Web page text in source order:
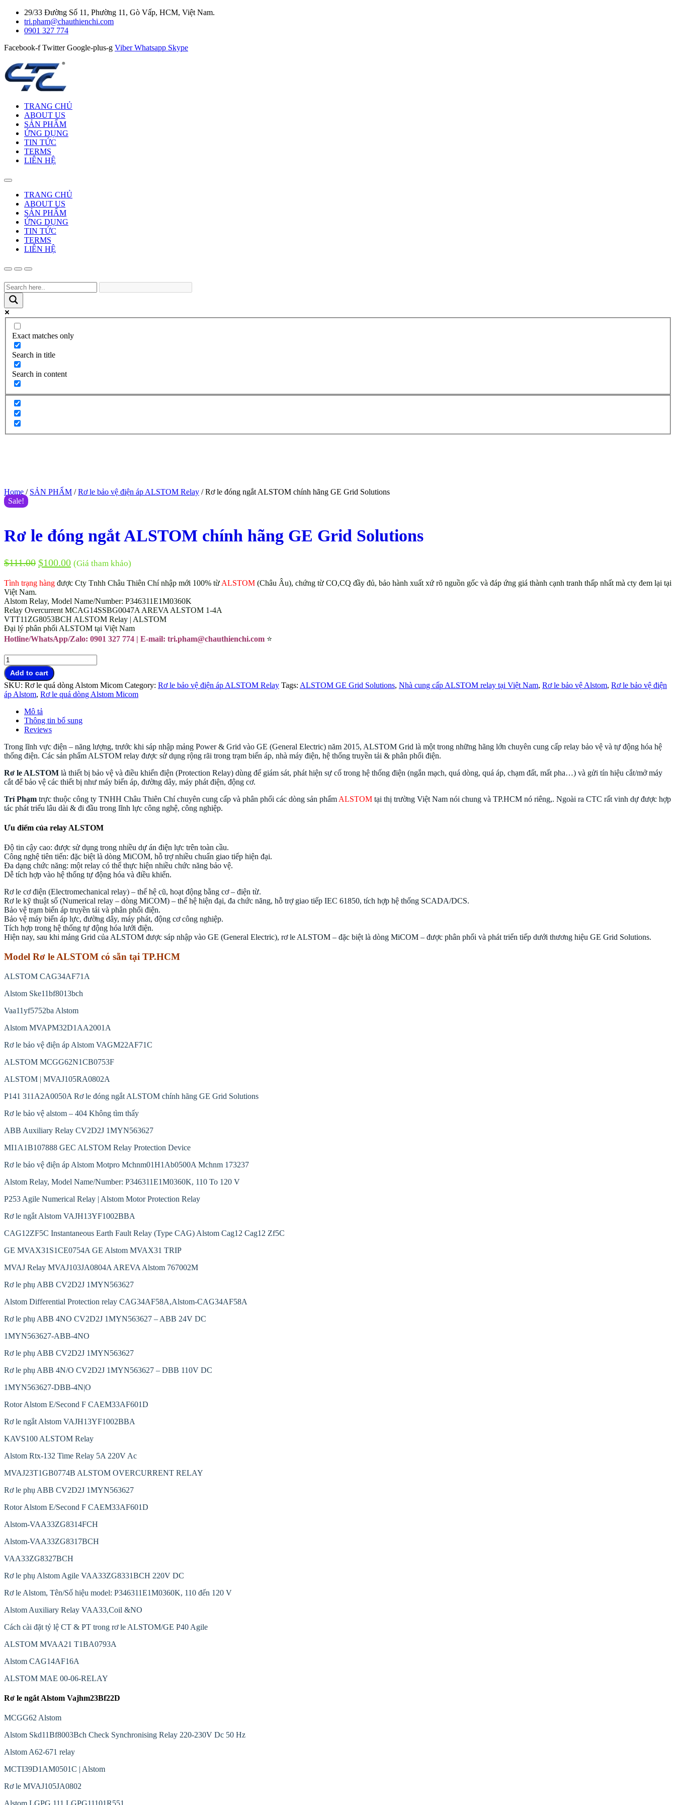
29/33 Đường Số 11, Phường 11, Gò Vấp, HCM, Việt Nam.
tri.pham@chauthienchi.com
0901 327 774
Facebook-f Twitter Google-plus-g Viber Whatsapp Skype
TRANG CHỦ
ABOUT US
SẢN PHẨM
ỨNG DỤNG
TIN TỨC
TERMS
LIÊN HỆ
TRANG CHỦ
ABOUT US
SẢN PHẨM
ỨNG DỤNG
TIN TỨC
TERMS
LIÊN HỆ
Exact matches only
Search in title
Search in content
Home / SẢN PHẨM /Rơ le bảo vệ điện áp ALSTOM Relay / Rơ le đóng ngắt ALSTOM chính hãng GE Grid Solutions
Sale!
Rơ le đóng ngắt ALSTOM chính hãng GE Grid Solutions
$111.00 $100.00 (Giá tham khảo)
Tình trạng hàng được Cty Tnhh Châu Thiên Chí nhập mới 100% từ ALSTOM (Châu Âu), chứng từ CO,CQ đầy đủ, bảo hành xuất xứ rõ nguồn gốc và đáp ứng giá thành cạnh tranh thấp nhất mà cty đem lại tại
Việt Nam.
Alstom Relay, Model Name/Number: P346311E1M0360K
Relay Overcurrent MCAG14SSBG0047A AREVA ALSTOM 1-4A
VTT11ZG8053BCH ALSTOM Relay | ALSTOM
Đại lý phân phối ALSTOM tại Việt Nam
Hotline/WhatsApp/Zalo: 0901 327 774 | E-mail: tri.pham@chauthienchi.com ⭐
Rơ
le
đóng
ngắt
ALSTOM
hãng
Grid
quantity
Add to cart
SKU: Rơ le quá dòng Alstom Micom Category: Rơ le bảo vệ điện áp ALSTOM Relay Tags: ALSTOM GE Grid Solutions, Nhà cung cấp ALSTOM relay tại Việt Nam, Rơ le bảo vệ Alstom, Rơ le bảo vệ điện
áp Alstom, Rơ le quá dòng Alstom Micom
Mô tả
Thông tin bổ sung
Reviews
Trong lĩnh vực điện – năng lượng, trước khi sáp nhập mảng Power & Grid vào GE (General Electric) năm 2015, ALSTOM Grid là một trong những hãng lớn chuyên cung cấp relay bảo vệ và tự động hóa hệ
thống điện. Các sản phẩm ALSTOM relay được sử dụng rộng rãi trong trạm biến áp, nhà máy điện, hệ thống truyền tải & phân phối điện.
Rơ le ALSTOM là thiết bị bảo vệ và điều khiển điện (Protection Relay) dùng để giám sát, phát hiện sự cố trong hệ thống điện (ngắn mạch, quá dòng, quá áp, chạm đất, mất pha…) và gửi tín hiệu cắt/mở máy
cắt để bảo vệ các thiết bị như máy biến áp, đường dây, máy phát điện, động cơ.
Trí Phạm trực thuộc công ty TNHH Châu Thiên Chí chuyên cung cấp và phân phối các dòng sản phẩm ALSTOM tại thị trường Việt Nam nói chung và TP.HCM nó riêng,. Ngoài ra CTC rất vinh dự được hợp
tác phát triểu lâu dài & đi đầu trong lĩnh lực công nghệ, công nghiệp.
Ưu điểm của relay ALSTOM
Độ tin cậy cao: được sử dụng trong nhiều dự án điện lực trên toàn cầu.
Công nghệ tiên tiến: đặc biệt là dòng MiCOM, hỗ trợ nhiều chuẩn giao tiếp hiện đại.
Đa dạng chức năng: một relay có thể thực hiện nhiều chức năng bảo vệ.
Dễ tích hợp vào hệ thống tự động hóa và điều khiển.
Rơ le cơ điện (Electromechanical relay) – thế hệ cũ, hoạt động bằng cơ – điện từ.
Rơ le kỹ thuật số (Numerical relay – dòng MiCOM) – thế hệ hiện đại, đa chức năng, hỗ trợ giao tiếp IEC 61850, tích hợp hệ thống SCADA/DCS.
Bảo vệ trạm biến áp truyền tải và phân phối điện.
Bảo vệ máy biến áp lực, đường dây, máy phát, động cơ công nghiệp.
Tích hợp trong hệ thống tự động hóa lưới điện.
Hiện nay, sau khi mảng Grid của ALSTOM được sáp nhập vào GE (General Electric), rơ le ALSTOM – đặc biệt là dòng MiCOM – được phân phối và phát triển tiếp dưới thương hiệu GE Grid Solutions.
Model Rơ le ALSTOM có sẵn tại TP.HCM
ALSTOM CAG34AF71A
Alstom Ske11bf8013bch
Vaa11yf5752ba Alstom
Alstom MVAPM32D1AA2001A
Rơ le bảo vệ điện áp Alstom VAGM22AF71C
ALSTOM MCGG62N1CB0753F
ALSTOM | MVAJ105RA0802A
P141 311A2A0050A Rơ le đóng ngắt ALSTOM chính hãng GE Grid Solutions
Rơ le bảo vệ alstom – 404 Không tìm thấy
ABB Auxiliary Relay CV2D2J 1MYN563627
MI1A1B107888 GEC ALSTOM Relay Protection Device
Rơ le bảo vệ điện áp Alstom Motpro Mchnm01H1Ab0500A Mchnm 173237
Alstom Relay, Model Name/Number: P346311E1M0360K, 110 To 120 V
P253 Agile Numerical Relay | Alstom Motor Protection Relay
Rơ le ngắt Alstom VAJH13YF1002BBA
CAG12ZF5C Instantaneous Earth Fault Relay (Type CAG) Alstom Cag12 Cag12 Zf5C
GE MVAX31S1CE0754A GE Alstom MVAX31 TRIP
MVAJ Relay MVAJ103JA0804A AREVA Alstom 767002M
Rơ le phụ ABB CV2D2J 1MYN563627
Alstom Differential Protection relay CAG34AF58A,Alstom-CAG34AF58A
Rơ le phụ ABB 4NO CV2D2J 1MYN563627 – ABB 24V DC
1MYN563627-ABB-4NO
Rơ le phụ ABB CV2D2J 1MYN563627
Rơ le phụ ABB 4N/O CV2D2J 1MYN563627 – DBB 110V DC
1MYN563627-DBB-4N|O
Rotor Alstom E/Second F CAEM33AF601D
Rơ le ngắt Alstom VAJH13YF1002BBA
KAVS100 ALSTOM Relay
Alstom Rtx-132 Time Relay 5A 220V Ac
MVAJ23T1GB0774B ALSTOM OVERCURRENT RELAY
Rơ le phụ ABB CV2D2J 1MYN563627
Rotor Alstom E/Second F CAEM33AF601D
Alstom-VAA33ZG8314FCH
Alstom-VAA33ZG8317BCH
VAA33ZG8327BCH
Rơ le phụ Alstom Agile VAA33ZG8331BCH 220V DC
Rơ le Alstom, Tên/Số hiệu model: P346311E1M0360K, 110 đến 120 V
Alstom Auxiliary Relay VAA33,Coil &NO
Cách cài đặt tỷ lệ CT & PT trong rơ le ALSTOM/GE P40 Agile
ALSTOM MVAA21 T1BA0793A
Alstom CAG14AF16A
ALSTOM MAE 00-06-RELAY
Rơ le ngắt Alstom Vajhm23Bf22D
MCGG62 Alstom
Alstom Skd11Bf8003Bch Check Synchronising Relay 220-230V Dc 50 Hz
Alstom A62-671 relay
MCTI39D1AM0501C | Alstom
Rơ le MVAJ105JA0802